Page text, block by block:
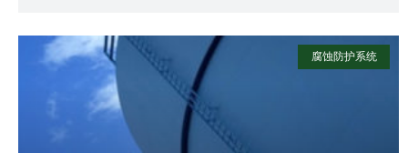
腐蚀防护系统